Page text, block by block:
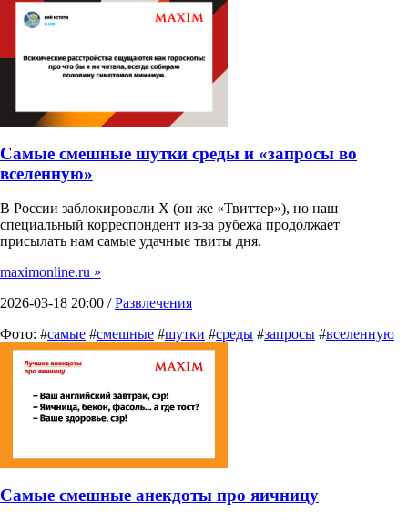
Самые смешные шутки среды и «запросы во
вселенную»
В России заблокировали X (он же «Твиттер»), но наш
специальный корреспондент из-за рубежа продолжает
присылать нам самые удачные твиты дня.
maximonline.ru »
2026-03-18 20:00 /Развлечения
Фото: #самые #смешные #шутки #среды #запросы #вселенную
Самые смешные анекдоты про яичницу